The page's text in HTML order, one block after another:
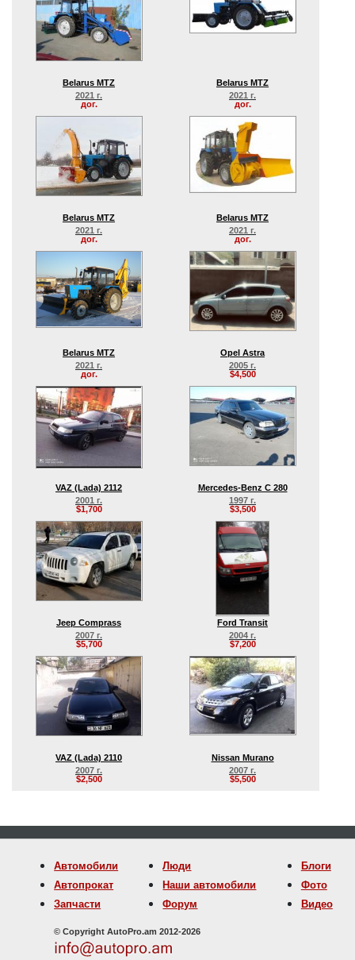
Belarus MTZ
2021 г.
дог.
Belarus MTZ
2021 г.
дог.
Belarus MTZ
2021 г.
дог.
Belarus MTZ
2021 г.
дог.
Belarus MTZ
2021 г.
дог.
Opel Astra
2005 г.
$4,500
VAZ (Lada) 2112
2001 г.
$1,700
Mercedes-Benz C 280
1997 г.
$3,500
Jeep Comprass
2007 г.
$5,700
Ford Transit
2004 г.
$7,200
VAZ (Lada) 2110
2007 г.
$2,500
Nissan Murano
2007 г.
$5,500
Автомобили
Автопрокат
Запчасти
Люди
Наши автомобили
Форум
Блоги
Фото
Видео
© Copyright AutoPro.am 2012-2026